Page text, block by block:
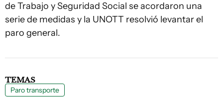
de Trabajo y Seguridad Social se acordaron una
serie de medidas y la UNOTT resolvió levantar el
paro general.
TEMAS
Paro transporte